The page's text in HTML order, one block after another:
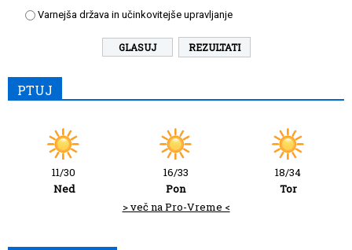
Varnejša država in učinkovitejše upravljanje
REZULTATI
PTUJ
11/30
Ned
16/33
Pon
18/34
Tor
> več na Pro-Vreme <